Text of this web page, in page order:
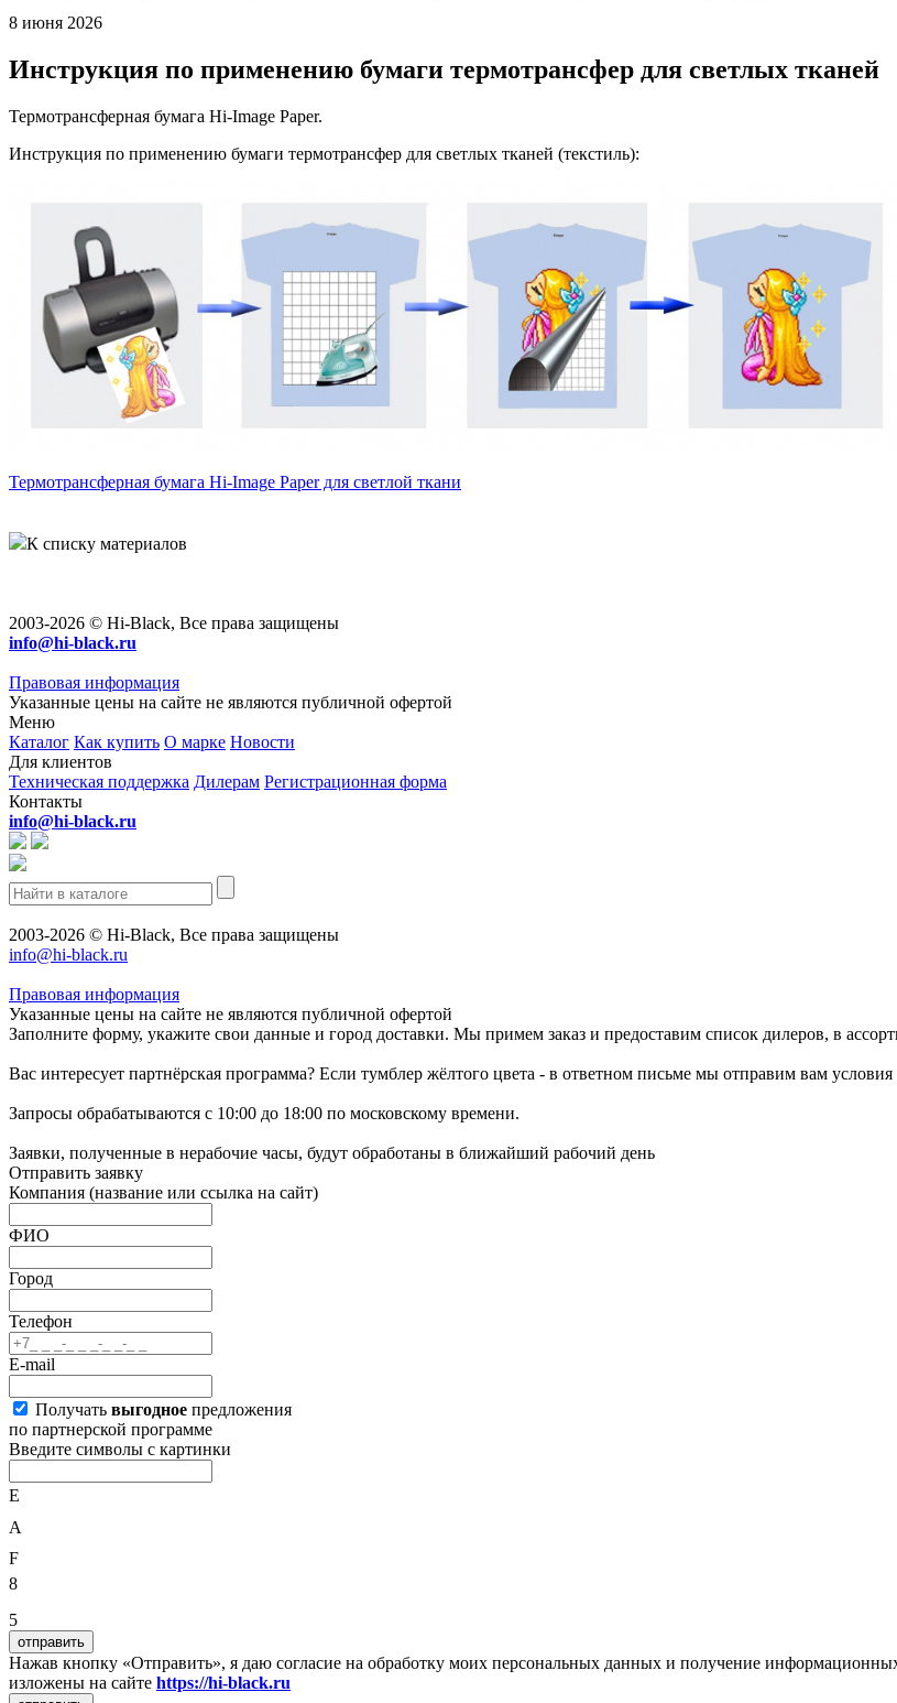
8 июня 2026
Инструкция по применению бумаги термотрансфер для светлых тканей
Термотрансферная бумага Hi-Image Paper.
Инструкция по применению бумаги термотрансфер для светлых тканей (текстиль):
Термотрансферная бумага Hi-Image Paper для светлой ткани
К списку материалов
2003-2026 © Hi-Black, Все права защищены
info@hi-black.ru
Правовая информация
Указанные цены на сайте не являются публичной офертой
Меню
Каталог Как купить О марке Новости
Для клиентов
Техническая поддержка Дилерам Регистрационная форма
Контакты
info@hi-black.ru
2003-2026 © Hi-Black, Все права защищены
info@hi-black.ru
Правовая информация
Указанные цены на сайте не являются публичной офертой
Заполните форму, укажите свои данные и город доставки. Мы примем заказ и предоставим список дилеров, в
Вас интересует партнёрская программа? Если тумблер жёлтого цвета - в ответном письме мы отправим вам условия
Запросы обрабатываются с 10:00 до 18:00 по московскому времени.
Заявки, полученные в нерабочие часы, будут обработаны в ближайший рабочий день
Отправить заявку
Компания (название или ссылка на сайт)
ФИО
Город
Телефон
E-mail
Получать выгодное предложения
по партнерской программе
Введите символы с картинки
E
A
F
8
5
отправить
Нажав кнопку «Отправить», я даю согласие на обработку моих персональных данных и получение
изложены на сайте https://hi-black.ru